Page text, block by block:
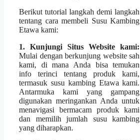
Berikut tutorial langkah demi langkah
tentang cara membeli Susu Kambing
Etawa kami:
1. Kunjungi Situs Website kami:
Mulai dengan berkunjung website sah
kami, di mana Anda bisa temukan
info terinci tentang produk kami,
termasuk susu kambing Etawa kami.
Antarmuka kami yang gampang
digunakan meringankan Anda untuk
menavigasi bermacam produk kami
dan memilih jumlah susu kambing
yang diharapkan.